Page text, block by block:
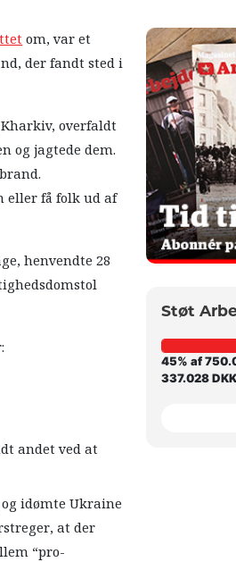
om, var et
der fandt sted i
overfaldt
og jagtede dem.
eller få folk ud af
henvendte 28
andet ved at
idømte Ukraine
at der
“pro-
Støt
45% af
337.028